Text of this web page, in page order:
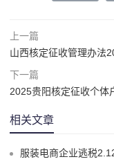
上一篇
山西核定征收管理办法
下一篇
2025贵阳核定征收个体
相关文章
服装电商企业逃税